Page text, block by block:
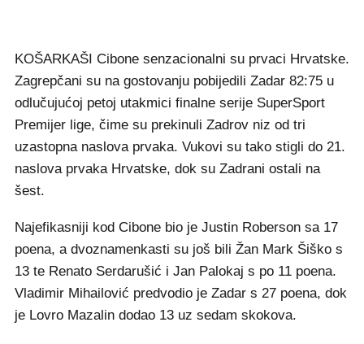
KOŠARKAŠI Cibone senzacionalni su prvaci Hrvatske.
Zagrepčani su na gostovanju pobijedili Zadar 82:75 u
odlučujućoj petoj utakmici finalne serije SuperSport
Premijer lige, čime su prekinuli Zadrov niz od tri
uzastopna naslova prvaka. Vukovi su tako stigli do 21.
naslova prvaka Hrvatske, dok su Zadrani ostali na
šest.
Najefikasniji kod Cibone bio je Justin Roberson sa 17
poena, a dvoznamenkasti su još bili Žan Mark Šiško s
13 te Renato Serdarušić i Jan Palokaj s po 11 poena.
Vladimir Mihailović predvodio je Zadar s 27 poena, dok
je Lovro Mazalin dodao 13 uz sedam skokova.